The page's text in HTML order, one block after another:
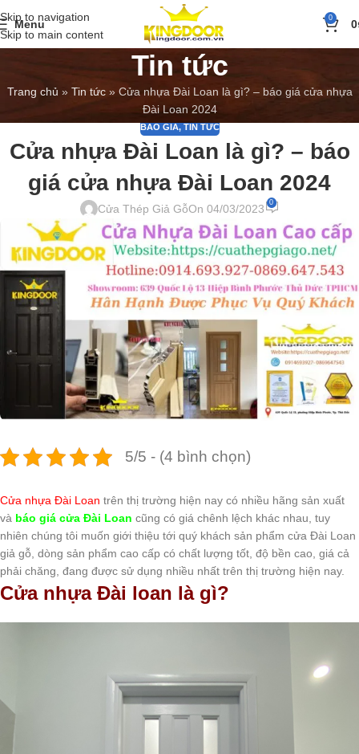
Skip to navigation
Skip to main content
Menu 0 0
Tin tức
Trang chủ » Tin tức» Cửa nhựa Đài Loan là gì? – báo giá cửa nhựa
Đài Loan 2024
BÁO GIÁ, TIN TỨC
Cửa nhựa Đài Loan là gì? – báo
giá cửa nhựa Đài Loan 2024
Cửa Thép Giả GỗOn 04/03/2023 0
5/5 - (4 bình chọn)
Cửa nhựa Đài Loan trên thị trường hiện nay có nhiều hãng sản xuất
và báo giá cửa Đài Loan cũng có giá chênh lệch khác nhau, tuy
nhiên chúng tôi muốn giới thiệu tới quý khách sản phẩm cửa Đài Loan
giả gỗ, dòng sản phẩm cao cấp có chất lượng tốt, độ bền cao, giá cả
phải chăng, đang được sử dụng nhiều nhất trên thị trường hiện nay.
Cửa nhựa Đài loan là gì?